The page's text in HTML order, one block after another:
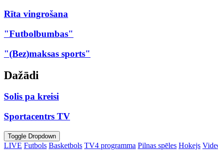
Rīta vingrošana
"Futbolbumbas"
"(Bez)maksas sports"
Dažādi
Solis pa kreisi
Sportacentrs TV
Toggle Dropdown
LIVE Futbols Basketbols TV4 programma Pilnas spēles Hokejs